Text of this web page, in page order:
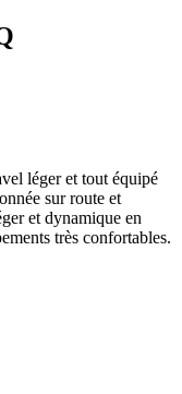
léger et tout équipé
sur route et
et dynamique en
très confortables.